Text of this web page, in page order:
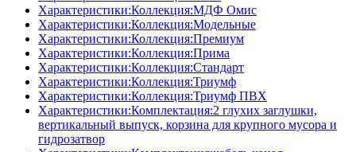
Характеристики:Коллекция:МДФ Омис
Характеристики:Коллекция:Модельные
Характеристики:Коллекция:Премиум
Характеристики:Коллекция:Прима
Характеристики:Коллекция:Стандарт
Характеристики:Коллекция:Триумф
Характеристики:Коллекция:Триумф ПВХ
Характеристики:Комплектация:2 глухих заглушки,
вертикальный выпуск, корзина для крупного мусора и
гидрозатвор